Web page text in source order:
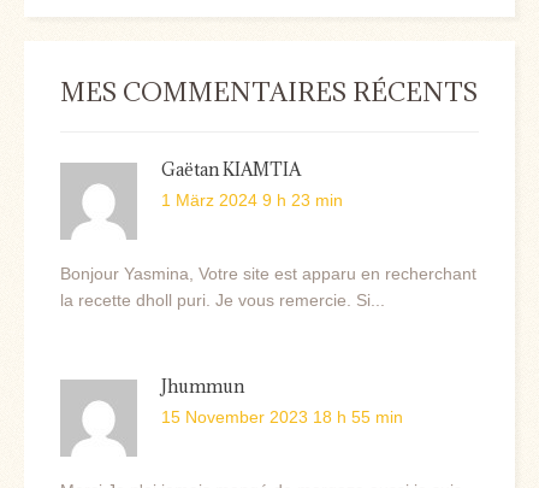
MES COMMENTAIRES RÉCENTS
Gaëtan KIAMTIA
1 März 2024 9 h 23 min
Bonjour Yasmina, Votre site est apparu en recherchant
la recette dholl puri. Je vous remercie. Si...
Jhummun
15 November 2023 18 h 55 min